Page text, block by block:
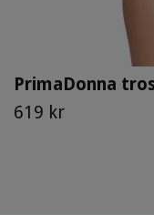
PrimaDonna
619 kr